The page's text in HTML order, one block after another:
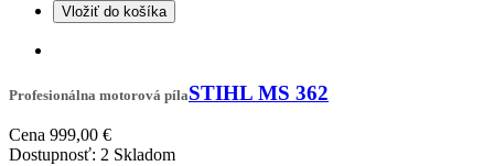
Vložiť do košíka
Profesionálna motorová pílaSTIHL MS 362
Cena 999,00 €
Dostupnosť: 2 Skladom